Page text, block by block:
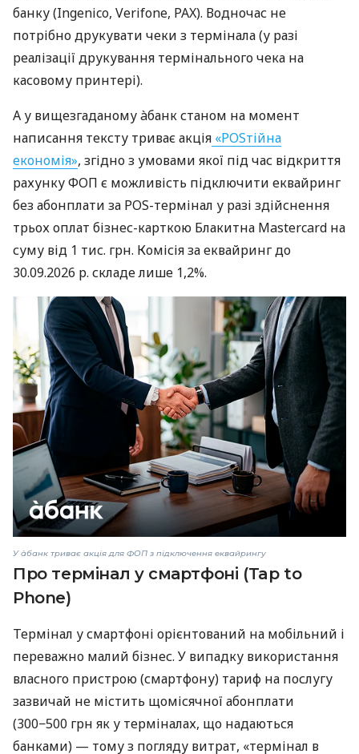
банку (Ingenico, Verifone, PAX). Водночас не
потрібно друкувати чеки з термінала (у разі
реалізації друкування термінального чека на
касовому принтері).
А у вищезгаданому àбанк станом на момент
написання тексту триває акція «POSтійна
економія», згідно з умовами якої під час відкриття
рахунку ФОП є можливість підключити еквайринг
без абонплати за POS-термінал у разі здійснення
трьох оплат бізнес-карткою Блакитна Mastercard на
суму від 1 тис. грн. Комісія за еквайринг до
30.09.2026 р. складе лише 1,2%.
У àбанк триває акція для ФОП з підключення еквайрингу
Про термінал у смартфоні (Tap to
Phone)
Термінал у смартфоні орієнтований на мобільний і
переважно малий бізнес. У випадку використання
власного пристрою (смартфону) тариф на послугу
зазвичай не містить щомісячної абонплати
(300−500 грн як у терміналах, що надаються
банками) — тому з погляду витрат, «термінал в